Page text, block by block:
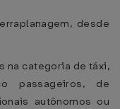
desde
na categoria de táxi,
passageiros, de
autônomos ou